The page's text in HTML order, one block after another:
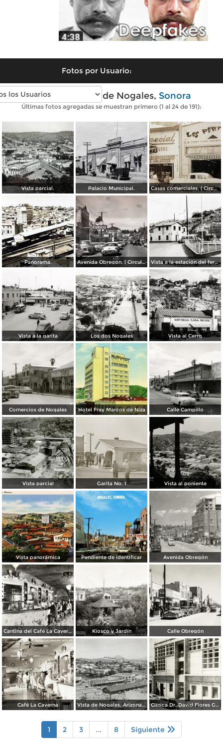
Fotos por Usuario:
Fotos antiguas de Nogales, Sonora
Últimas fotos agregadas se muestran primero (1 al 24 de 191):
Vista parcial. Palacio Municipal. Casas comerciales. ( Circulada el 11 de Enero de 1957 ).
Panorama. Avenida Obregon. ( Circulada el 27 de Junio de 1958 ). Vista a la estación del ferrocarril
Vista a la garita Los dos Nogales Vista al Cerro
Comercios de Nogales Hotel Fray Marcos de Niza Calle Campillo
Vista parcial Garita No. 1 Vista al poniente
Vista panorámica Pendiente de identificar Avenida Obregón
Cantina del Café La Caverna Kiosco y Jardín Calle Obregón
Café La Caverna Vista de Nogales, Arizona, desde Nogales, Sonora Clínica Dr. David Flores Guerra
1 2 3 ... 8 Siguiente